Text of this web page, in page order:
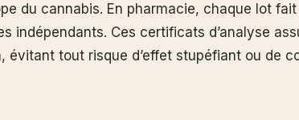
du cannabis. En pharmacie, chaque lot fait
indépendants. Ces certificats d’analyse
évitant tout risque d’effet stupéfiant ou de